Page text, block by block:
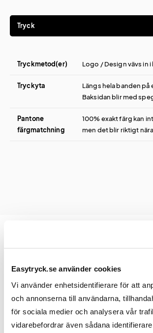
Easytryck.se använder cookies
Vi använder enhetsidentifierare för att
och annonserna till användarna,
för sociala medier och analysera vår
vidarebefordrar även sådana
Tryck
Tryckmetod(er) Logo / Design vävs in
Tryckyta
Längs hela banden på
Baksidan blir med
Pantone
färgmatchning
100% exakt färg kan
men det blir riktigt
300
Pris kr / st 17,40